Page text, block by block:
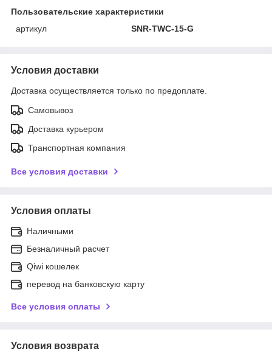
Пользовательские характеристики
артикул
SNR-TWC-15-G
Условия доставки
Доставка осуществляется только по предоплате.
Самовывоз
Доставка курьером
Транспортная компания
Все условия доставки
Условия оплаты
Наличными
Безналичный расчет
Qiwi кошелек
перевод на банковскую карту
Все условия оплаты
Условия возврата